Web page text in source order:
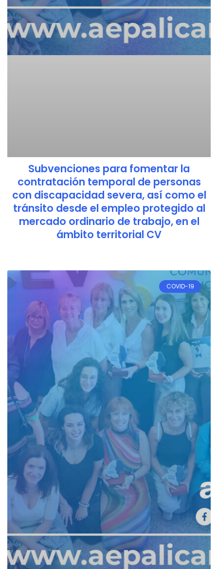
Subvenciones para fomentar la
contratación temporal de personas
con discapacidad severa, así como el
tránsito desde el empleo protegido al
mercado ordinario de trabajo, en el
ámbito territorial CV
COVID-19